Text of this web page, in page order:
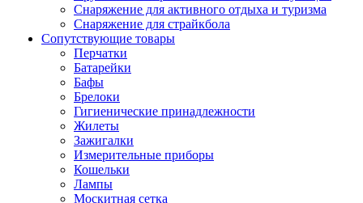
Снаряжение для активного отдыха и туризма
Снаряжение для страйкбола
Сопутствующие товары
Перчатки
Батарейки
Бафы
Брелоки
Гигиенические принадлежности
Жилеты
Зажигалки
Измерительные приборы
Кошельки
Лампы
Москитная сетка